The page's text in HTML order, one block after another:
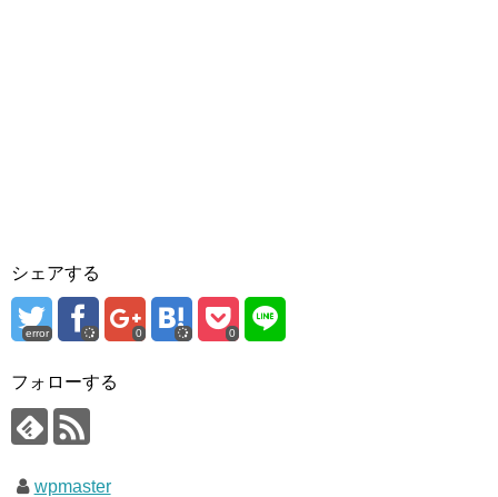
シェアする
error 0 0
フォローする
wpmaster